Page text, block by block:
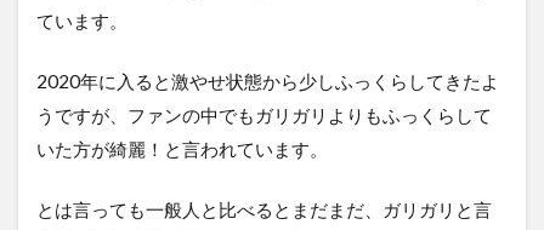
ています。
2020年に入ると激やせ状態から少しふっくらしてきたよ
うですが、ファンの中でもガリガリよりもふっくらして
いた方が綺麗！と言われています。
とは言っても一般人と比べるとまだまだ、ガリガリと言